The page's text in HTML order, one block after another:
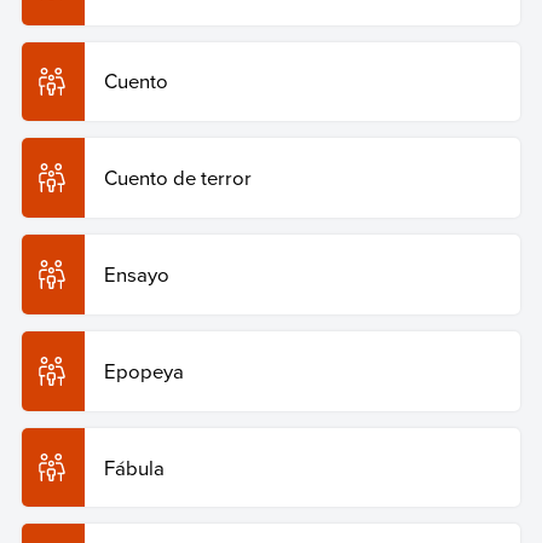
Cuento
Cuento de terror
Ensayo
Epopeya
Fábula